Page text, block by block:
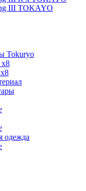
III TOKAYO
Tokuryo
x8
одежда